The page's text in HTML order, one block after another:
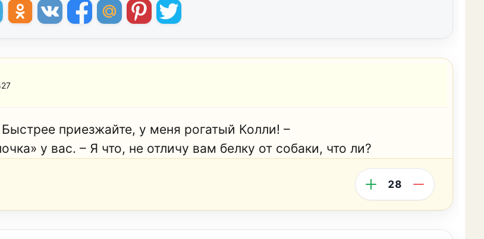
приезжайте, у меня рогатый Колли! –
у вас. – Я что, не отличу вам белку от собаки, что ли?
28